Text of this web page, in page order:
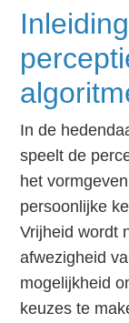
In de
speelt de
het
persoonlijke
Vrijheid wordt
afwezigheid
mogelijkheid
keuzes te